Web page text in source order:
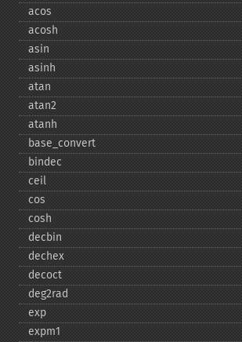
acos
acosh
asin
asinh
atan
atan2
atanh
base_​convert
bindec
ceil
cos
cosh
decbin
dechex
decoct
deg2rad
exp
expm1